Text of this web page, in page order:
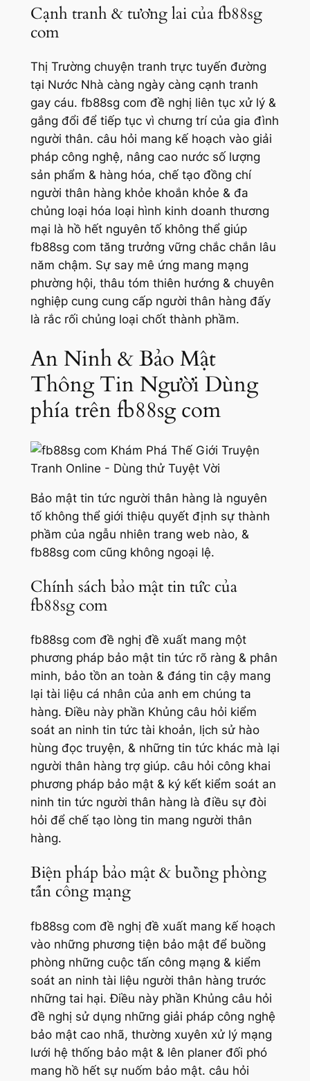
Cạnh tranh & tương lai của fb88sg
com
Thị Trường chuyện tranh trực tuyến đường
tại Nước Nhà càng ngày càng cạnh tranh
gay cáu. fb88sg com đề nghị liên tục xử lý &
gắng đổi để tiếp tục vì chưng trí của gia đình
người thân. câu hỏi mang kế hoạch vào giải
pháp công nghệ, nâng cao nước số lượng
sản phẩm & hàng hóa, chế tạo đồng chí
người thân hàng khỏe khoắn khỏe & đa
chủng loại hóa loại hình kinh doanh thương
mại là hồ hết nguyên tố không thể giúp
fb88sg com tăng trưởng vững chắc chắn lâu
năm chậm. Sự say mê ứng mang mạng
phường hội, thâu tóm thiên hướng & chuyên
nghiệp cung cung cấp người thân hàng đấy
là rắc rối chủng loại chốt thành phầm.
An Ninh & Bảo Mật
Thông Tin Người Dùng
phía trên fb88sg com
Bảo mật tin tức người thân hàng là nguyên
tố không thể giới thiệu quyết định sự thành
phầm của ngẫu nhiên trang web nào, &
fb88sg com cũng không ngoại lệ.
Chính sách bảo mật tin tức của
fb88sg com
fb88sg com đề nghị đề xuất mang một
phương pháp bảo mật tin tức rõ ràng & phân
minh, bảo tồn an toàn & đáng tin cậy mang
lại tài liệu cá nhân của anh em chúng ta
hàng. Điều này phần Khủng câu hỏi kiểm
soát an ninh tin tức tài khoản, lịch sử hào
hùng đọc truyện, & những tin tức khác mà lại
người thân hàng trợ giúp. câu hỏi công khai
phương pháp bảo mật & ký kết kiểm soát an
ninh tin tức người thân hàng là điều sự đòi
hỏi để chế tạo lòng tin mang người thân
hàng.
Biện pháp bảo mật & buồng phòng
tấn công mạng
fb88sg com đề nghị đề xuất mang kế hoạch
vào những phương tiện bảo mật để buồng
phòng những cuộc tấn công mạng & kiểm
soát an ninh tài liệu người thân hàng trước
những tai hại. Điều này phần Khủng câu hỏi
đề nghị sử dụng những giải pháp công nghệ
bảo mật cao nhã, thường xuyên xử lý mạng
lưới hệ thống bảo mật & lên planer đối phó
mang hồ hết sự nuốm bảo mật. câu hỏi